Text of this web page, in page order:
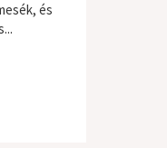
és